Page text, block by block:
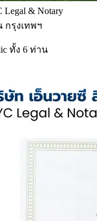
& Notary
กรุงเทพฯ
ทั้ง 6 ท่าน